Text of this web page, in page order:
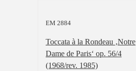
EM 2884
Toccata à la Rondeau ‚Notre
Dame de Paris‘ op. 56/4
(1968/rev. 1985)